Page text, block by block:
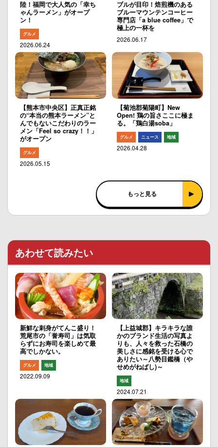
陸！福岡で大人気の「幸ち
ゃんラーメン」がオープ
ン！
グルメ
2026.06.24
ブルが目印！焙煎機のある
ブルーマウンテンコーヒー
専門店「a blue coffee」で
極上の一杯を
2026.06.17
【熊本市中央区】正真正銘
の“本当の熊本ラーメン”と
んでもないこだわりのラー
メン「Feel so crazy！！」
がオープン
グルメ
2026.05.15
【菊池郡菊陽町】New
Open! 鶏の旨さここに極ま
る。「鶏白湯soba」
グルメ ニュース 地域
2026.04.28
もっと見る
あわせて読みたい
新鮮な刺身がてんこ盛り！
荒尾市の「誉寿司」は気取
らずにお寿司を楽しめて最
高でしかない。
グルメ 地域
2022.09.09
【上益城郡】キラキラな誰
かのブランド生活の写真よ
りも、人々を救った石橋の
美しさに感銘を受ける心で
ありたい～八勢目鑑橋（や
せめがねばし)～
地域
2024.07.21